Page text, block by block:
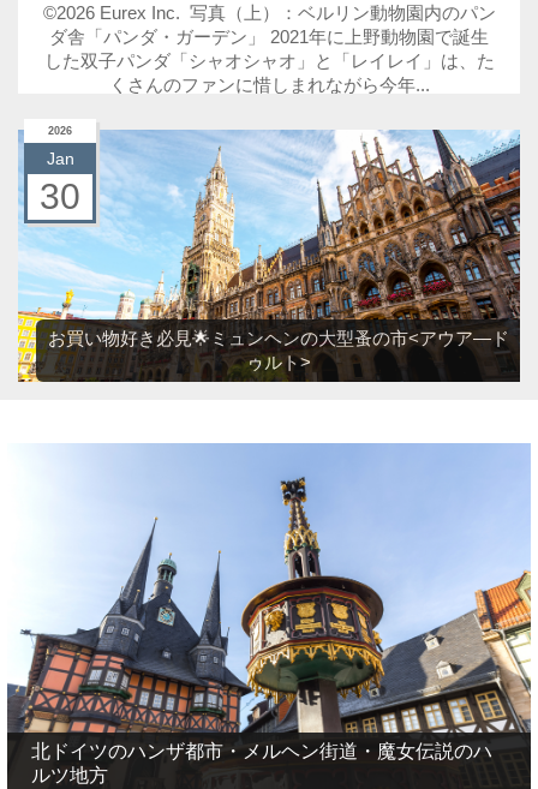
©2026 Eurex Inc. 写真（上）：ベルリン動物園内のパン
ダ舎「パンダ・ガーデン」 2021年に上野動物園で誕生
した双子パンダ「シャオシャオ」と「レイレイ」は、た
くさんのファンに惜しまれながら今年...
2026
Jan
30
お買い物好き必見🌟ミュンヘンの大型蚤の市<アウア―ド
ゥルト>
北ドイツのハンザ都市・メルヘン街道・魔女伝説のハ
ルツ地方